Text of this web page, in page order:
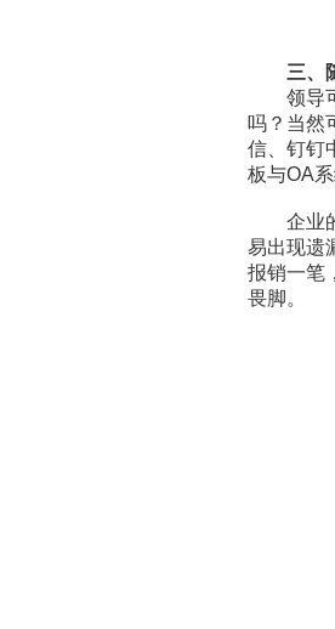
三、
领导可
吗？当然
信、钉钉
板与OA系
企业的
易出现遗
报销一笔
畏脚。